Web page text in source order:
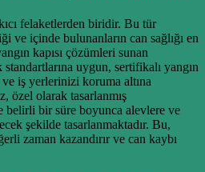
felaketlerden biridir. Bu tür
ve içinde bulunanların can sağlığı en
kapısı çözümleri sunan
uygun, sertifikalı yangın
ve iş yerlerinizi koruma altına
özel olarak tasarlanmış
belirli bir süre boyunca alevlere ve
şekilde tasarlanmaktadır. Bu,
zaman kazandırır ve can kaybı